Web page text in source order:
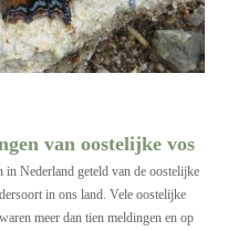
van oostelijke vos
Nederland geteld van de oostelijke
in ons land. Vele oostelijke
meer dan tien meldingen en op